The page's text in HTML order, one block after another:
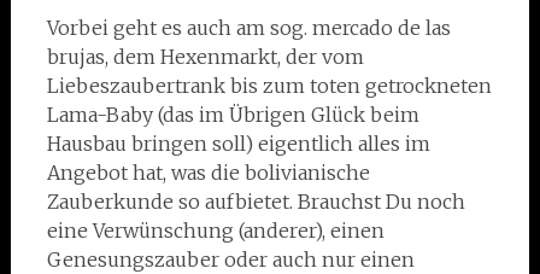
Vorbei geht es auch am sog. mercado de las
brujas, dem Hexenmarkt, der vom
Liebeszaubertrank bis zum toten getrockneten
Lama-Baby (das im Übrigen Glück beim
Hausbau bringen soll) eigentlich alles im
Angebot hat, was die bolivianische
Zauberkunde so aufbietet. Brauchst Du noch
eine Verwünschung (anderer), einen
Genesungszauber oder auch nur einen